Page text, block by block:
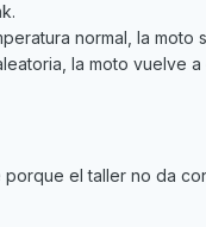
normal, la moto
la moto vuelve
el taller no da